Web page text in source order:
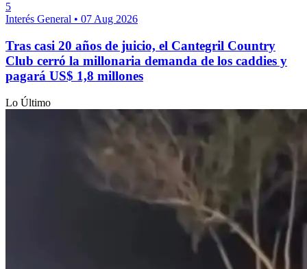
5
Interés General • 07 Aug 2026
Tras casi 20 años de juicio, el Cantegril Country
Club cerró la millonaria demanda de los caddies y
pagará US$ 1,8 millones
Lo Último